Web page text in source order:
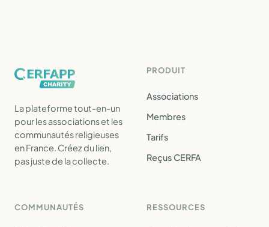
La plateforme tout-en-un
pour les associations et les
communautés religieuses
en France. Créez du lien,
pas juste de la collecte.
PRODUIT
Associations
Membres
Tarifs
Reçus CERFA
COMMUNAUTÉS RESSOURCES